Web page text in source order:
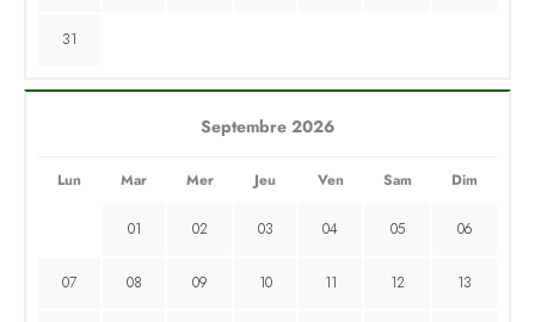
31
Septembre 2026
Lun Mar Mer Jeu Ven Sam Dim
01 02 03 04 05 06
07 08 09 10 11 12 13